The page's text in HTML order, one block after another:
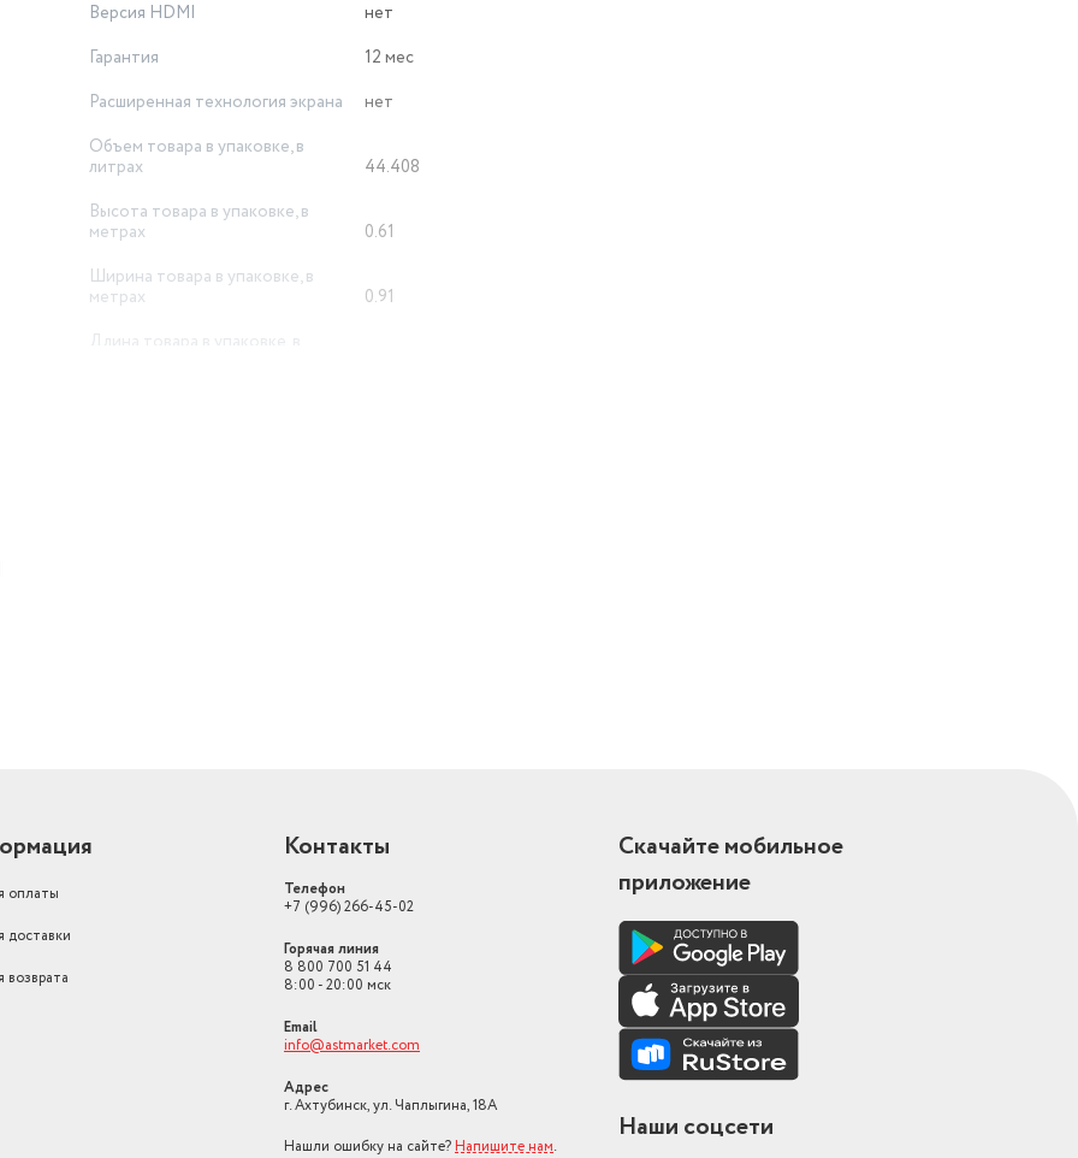
Версия HDMI
нет
Гарантия
12 мес
Расширенная технология экрана
нет
Объем товара в упаковке, в
литрах
44.408
Высота товара в упаковке, в
метрах
0.61
Ширина товара в упаковке, в
метрах
0.91
Длина товара в упаковке, в
оплаты
доставки
возврата
Контакты
Телефон
+7 (996) 266-45-02
Горячая линия
8 800 700 51 44
8:00 - 20:00 мск
Email
info@astmarket.com
Адрес
г. Ахтубинск, ул. Чаплыгина, 18А
Нашли ошибку на сайте? Напишите нам.
Скачайте мобильное
приложение
Наши соцсети